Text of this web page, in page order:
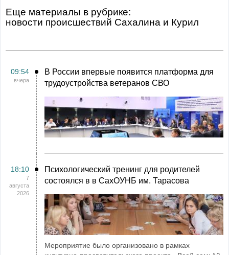
Еще материалы в рубрике:
Новости происшествий Сахалина и Курил
09:54
вчера
В России впервые появится платформа для
трудоустройства ветеранов СВО
18:10
7
августа
2026
Психологический тренинг для родителей
состоялся в в СахОУНБ им. Тарасова
Мероприятие было организовано в рамках